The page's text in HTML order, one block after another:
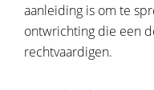
aanleiding is om te
ontwrichting die een
rechtvaardigen.